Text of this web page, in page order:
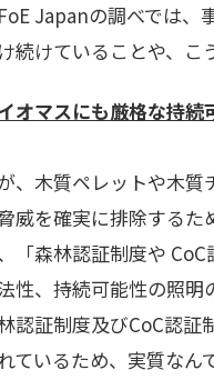
Japanの調べでは、
続けていることや、こ
オマスにも厳格な持続
の認
、木質ペレットや木
威を確実に排除する
「森林認証制度や
性、持続可能性の照
認証制度及びCoC認
ているため、実質な